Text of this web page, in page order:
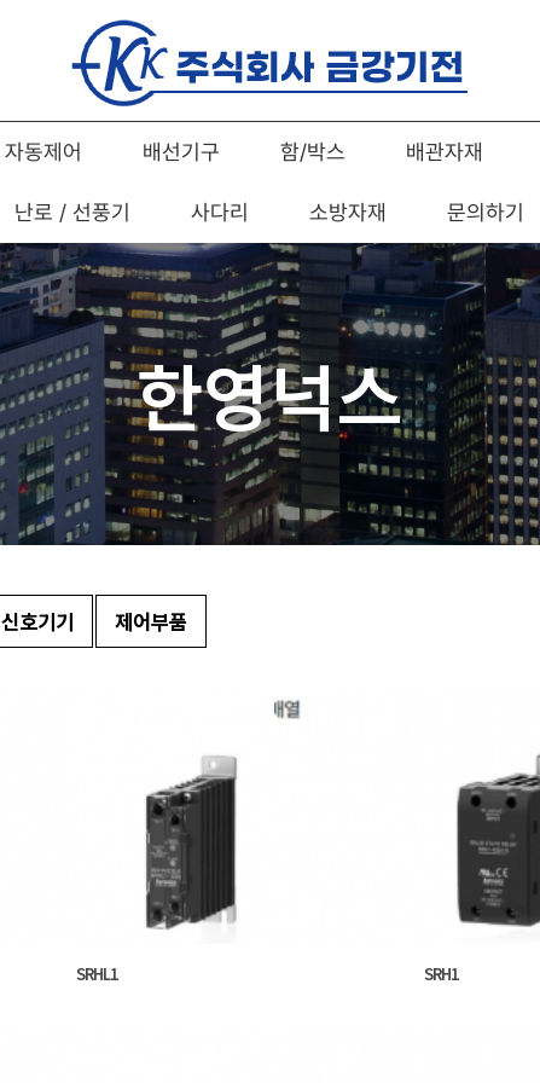
자동제어 배선기구 함/박스 배관자재
난로 / 선풍기 사다리 소방자재 문의하기
한영넉스
신호기기 제어부품
SRHL1 SRH1